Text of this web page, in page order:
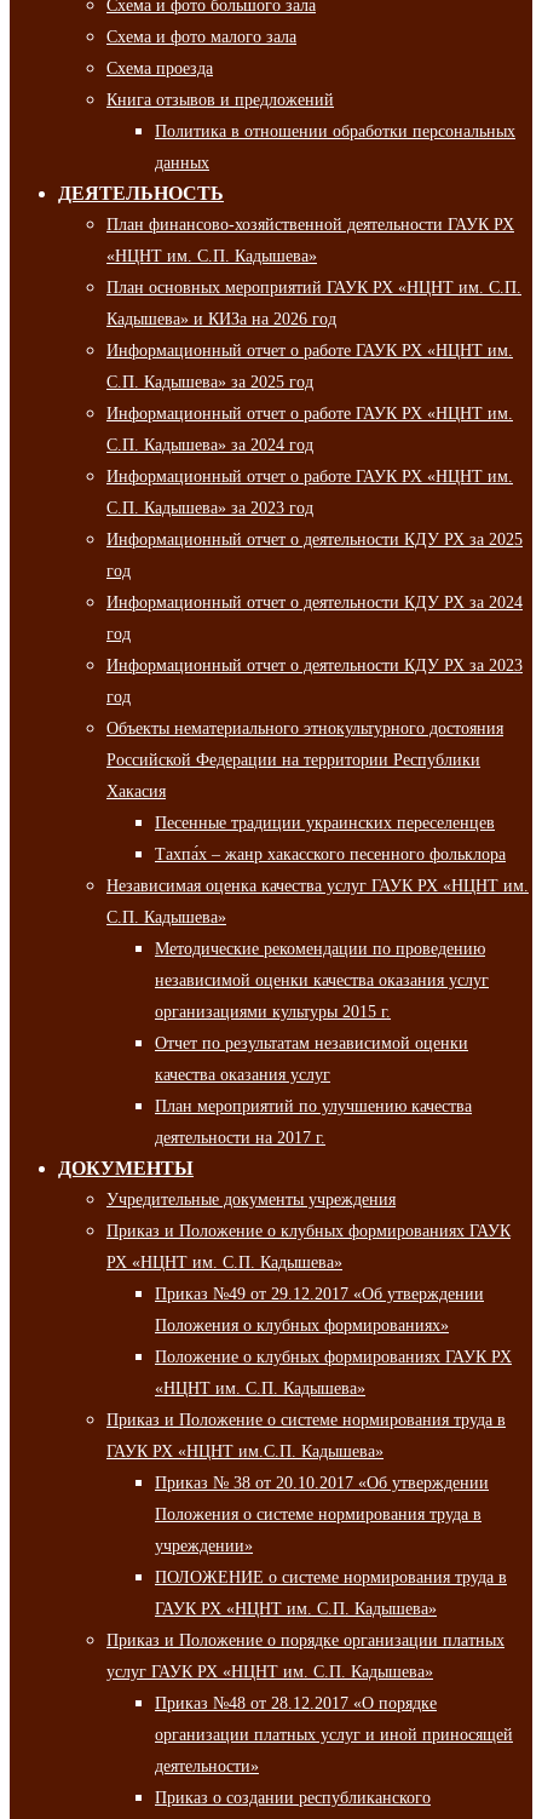
Схема и фото большого зала
Схема и фото малого зала
Схема проезда
Книга отзывов и предложений
Политика в отношении обработки персональных
данных
ДЕЯТЕЛЬНОСТЬ
План финансово-хозяйственной деятельности ГАУК РХ
«НЦНТ им. С.П. Кадышева»
План основных мероприятий ГАУК РХ «НЦНТ им. С.П.
Кадышева» и КИЗа на 2026 год
Информационный отчет о работе ГАУК РХ «НЦНТ им.
С.П. Кадышева» за 2025 год
Информационный отчет о работе ГАУК РХ «НЦНТ им.
С.П. Кадышева» за 2024 год
Информационный отчет о работе ГАУК РХ «НЦНТ им.
С.П. Кадышева» за 2023 год
Информационный отчет о деятельности КДУ РХ за 2025
год
Информационный отчет о деятельности КДУ РХ за 2024
год
Информационный отчет о деятельности КДУ РХ за 2023
год
Объекты нематериального этнокультурного достояния
Российской Федерации на территории Республики
Хакасия
Песенные традиции украинских переселенцев
Тахпа́х – жанр хакасского песенного фольклора
Независимая оценка качества услуг ГАУК РХ «НЦНТ им.
С.П. Кадышева»
Методические рекомендации по проведению
независимой оценки качества оказания услуг
организациями культуры 2015 г.
Отчет по результатам независимой оценки
качества оказания услуг
План мероприятий по улучшению качества
деятельности на 2017 г.
ДОКУМЕНТЫ
Учредительные документы учреждения
Приказ и Положение о клубных формированиях ГАУК
РХ «НЦНТ им. С.П. Кадышева»
Приказ №49 от 29.12.2017 «Об утверждении
Положения о клубных формированиях»
Положение о клубных формированиях ГАУК РХ
«НЦНТ им. С.П. Кадышева»
Приказ и Положение о системе нормирования труда в
ГАУК РХ «НЦНТ им.С.П. Кадышева»
Приказ № 38 от 20.10.2017 «Об утверждении
Положения о системе нормирования труда в
учреждении»
ПОЛОЖЕНИЕ о системе нормирования труда в
ГАУК РХ «НЦНТ им. С.П. Кадышева»
Приказ и Положение о порядке организации платных
услуг ГАУК РХ «НЦНТ им. С.П. Кадышева»
Приказ №48 от 28.12.2017 «О порядке
организации платных услуг и иной приносящей
деятельности»
Приказ о создании республиканского